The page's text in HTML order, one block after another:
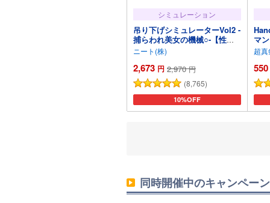
シミュレーション
吊り下げシミュレーターVol2 -
捕らわれ美女の機械○-【性器
拡張・膨乳・ピアス】
ニート(株)
2,673 円 2,970 円
(8,765)
10%OFF
カートに追加
マ
超
550
同時開催中のキャンペーン